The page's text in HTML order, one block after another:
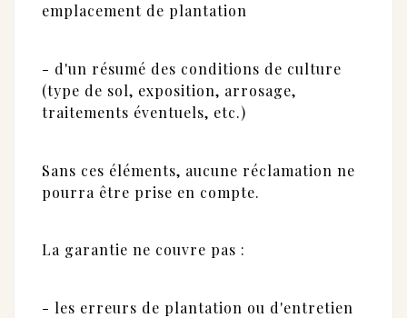
emplacement de plantation
- d'un résumé des conditions de culture
(type de sol, exposition, arrosage,
traitements éventuels, etc.)
Sans ces éléments, aucune réclamation ne
pourra être prise en compte.
La garantie ne couvre pas :
- les erreurs de plantation ou d'entretien